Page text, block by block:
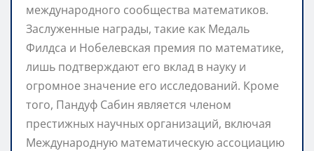
международного сообщества математиков.
Заслуженные награды, такие как Медаль
Филдса и Нобелевская премия по математике,
лишь подтверждают его вклад в науку и
огромное значение его исследований. Кроме
того, Пандуф Сабин является членом
престижных научных организаций, включая
Международную математическую ассоциацию